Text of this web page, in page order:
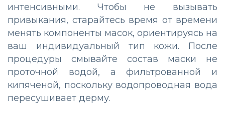
интенсивными. Чтобы не вызывать
привыкания, старайтесь время от времени
менять компоненты масок, ориентируясь на
ваш индивидуальный тип кожи. После
процедуры смывайте состав маски не
проточной водой, а фильтрованной и
кипяченой, поскольку водопроводная вода
пересушивает дерму.